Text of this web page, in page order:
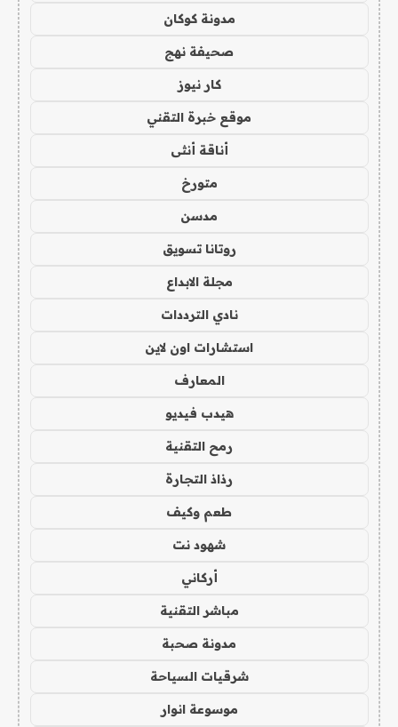
مدونة كوكان
صحيفة نهج
كار نيوز
موقع خبرة التقني
أناقة أنثى
متورخ
مدسن
روتانا تسويق
مجلة الابداع
نادي الترددات
استشارات اون لاين
المعارف
هيدب فيديو
رمح التقنية
رذاذ التجارة
طعم وكيف
شهود نت
أركاني
مباشر التقنية
مدونة صحبة
شرقيات السياحة
موسوعة انوار